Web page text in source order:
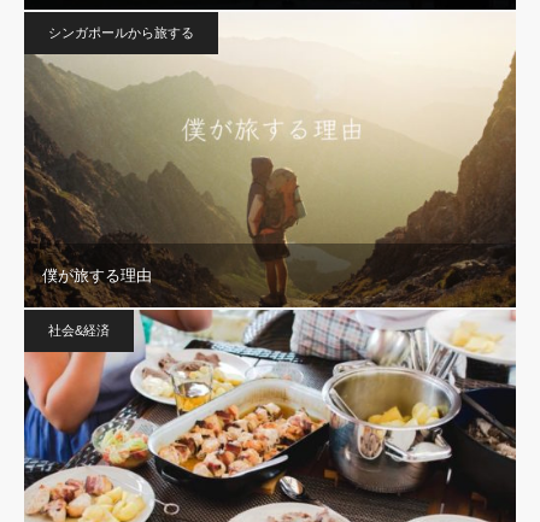
シンガポールから旅する
僕が旅する理由
社会&経済